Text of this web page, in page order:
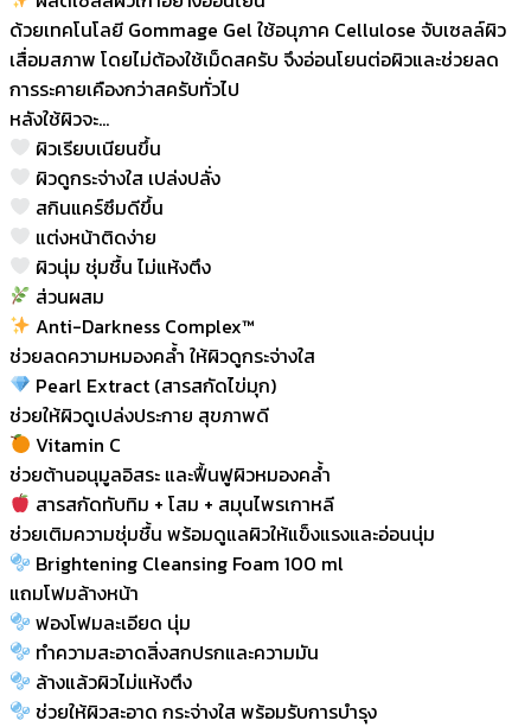
ด้วยเทคโนโลยี Gommage Gel ใช้อนุภาค Cellulose จับเซลล์ผิว
เสื่อมสภาพ โดยไม่ต้องใช้เม็ดสครับ จึงอ่อนโยนต่อผิวและช่วยลด
การระคายเคืองกว่าสครับทั่วไป
หลังใช้ผิวจะ…
ผิวเรียบเนียนขึ้น
ผิวดูกระจ่างใส เปล่งปลั่ง
สกินแคร์ซึมดีขึ้น
แต่งหน้าติดง่าย
ผิวนุ่ม ชุ่มชื้น ไม่แห้งตึง
ส่วนผสม
Anti-Darkness Complex™
ช่วยลดความหมองคล้ำ ให้ผิวดูกระจ่างใส
Pearl Extract (สารสกัดไข่มุก)
ช่วยให้ผิวดูเปล่งประกาย สุขภาพดี
Vitamin C
ช่วยต้านอนุมูลอิสระ และฟื้นฟูผิวหมองคล้ำ
สารสกัดทับทิม + โสม + สมุนไพรเกาหลี
ช่วยเติมความชุ่มชื้น พร้อมดูแลผิวให้แข็งแรงและอ่อนนุ่ม
Brightening Cleansing Foam 100 ml
แถมโฟมล้างหน้า
ฟองโฟมละเอียด นุ่ม
ทำความสะอาดสิ่งสกปรกและความมัน
ล้างแล้วผิวไม่แห้งตึง
ช่วยให้ผิวสะอาด กระจ่างใส พร้อมรับการบำรุง